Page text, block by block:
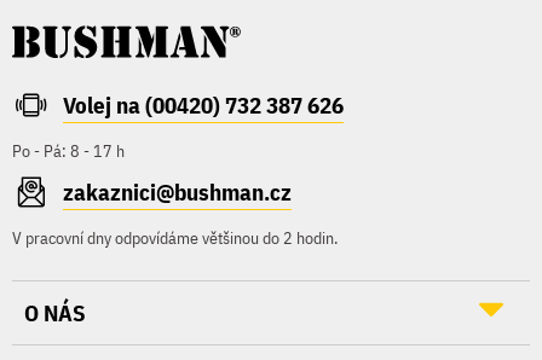
Volej na (00420) 732 387 626
Po - Pá: 8 - 17 h
zakaznici@bushman.cz
V pracovní dny odpovídáme většinou do 2 hodin.
O NÁS